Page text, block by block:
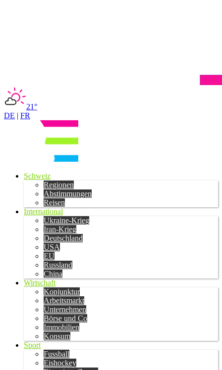
21°
DE | FR
Schweiz
Regionen
Abstimmungen
Reisen
International
Ukraine-Krieg
Iran-Krieg
Deutschland
USA
EU
Russland
China
Wirtschaft
Konjunktur
Arbeitsmarkt
Unternehmen
Börse und Co
Immobilien
Konsum
Sport
Fussball
Eishockey